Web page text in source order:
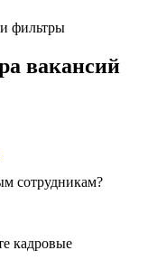
фильтры
вакансий
сотрудникам?
кадровые